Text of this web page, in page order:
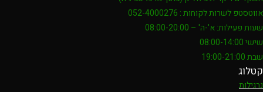
אווטסטפ לשרות לקוחות : 052-4000276
שעות פעילות: א'-ה' – 08:00-20:00
שישי 08:00-14:00
שבת 19:00-21:00
קטלוג
נרגילות